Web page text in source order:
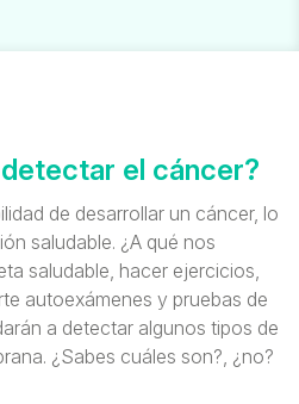
el cáncer?
de desarrollar un cáncer, lo
saludable. ¿A qué nos
saludable, hacer ejercicios,
autoexámenes y pruebas de
a detectar algunos tipos de
¿Sabes cuáles son?, ¿no?